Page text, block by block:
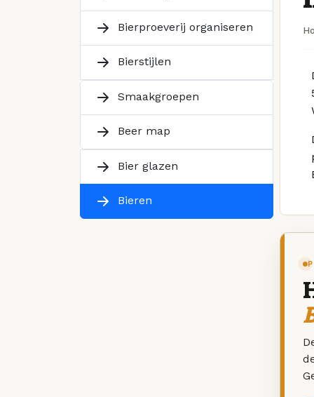
Bierproeverij organiseren
Bierstijlen
Smaakgroepen
Beer map
Bier glazen
Bieren